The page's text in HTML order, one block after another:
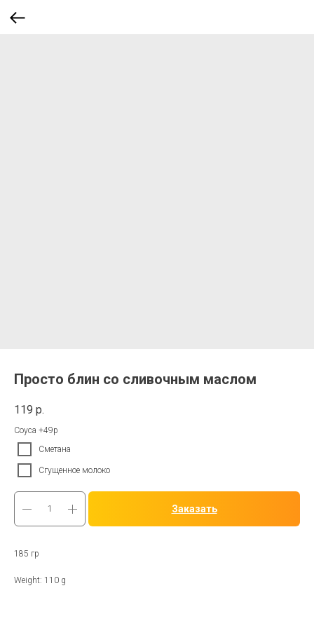
Просто блин со сливочным маслом
119 р.
Соуса +49р
Сметана
Сгущенное молоко
Заказать
185 гр
Weight: 110 g